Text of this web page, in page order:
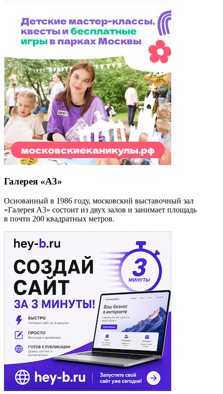
Галерея «А3»
Основанный в 1986 году, московский выставочный зал
«Галерея А3» состоит из двух залов и занимает площадь
в почти 200 квадратных метров.